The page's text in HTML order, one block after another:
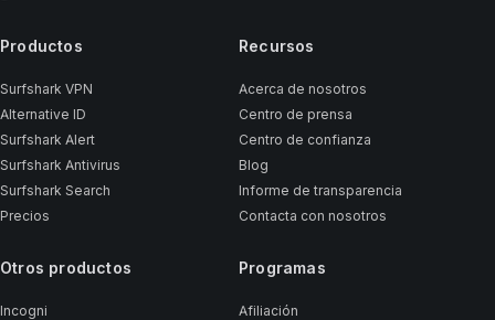
Productos
Surfshark VPN
Alternative ID
Surfshark Alert
Surfshark Antivirus
Surfshark Search
Precios
Otros productos
Incogni
Recursos
Acerca de nosotros
Centro de prensa
Centro de confianza
Blog
Informe de transparencia
Contacta con nosotros
Programas
Afiliación